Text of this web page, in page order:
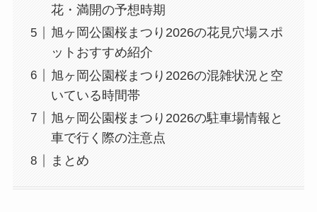
花・満開の予想時期
旭ヶ岡公園桜まつり2026の花見穴場スポ
ットおすすめ紹介
旭ヶ岡公園桜まつり2026の混雑状況と空
いている時間帯
旭ヶ岡公園桜まつり2026の駐車場情報と
車で行く際の注意点
まとめ